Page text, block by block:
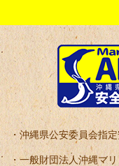
沖縄県公安委員会指
一般財団法人沖縄マ